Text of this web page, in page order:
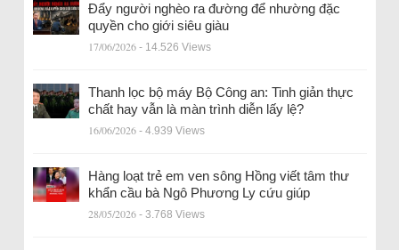
Đẩy người nghèo ra đường để nhường đặc
quyền cho giới siêu giàu
17/06/2026 - 14.526 Views
Thanh lọc bộ máy Bộ Công an: Tinh giản thực
chất hay vẫn là màn trình diễn lấy lệ?
16/06/2026 - 4.939 Views
Hàng loạt trẻ em ven sông Hồng viết tâm thư
khẩn cầu bà Ngô Phương Ly cứu giúp
28/05/2026 - 3.768 Views